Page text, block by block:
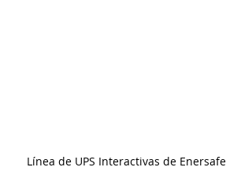
Línea de UPS Interactivas de Enersafe